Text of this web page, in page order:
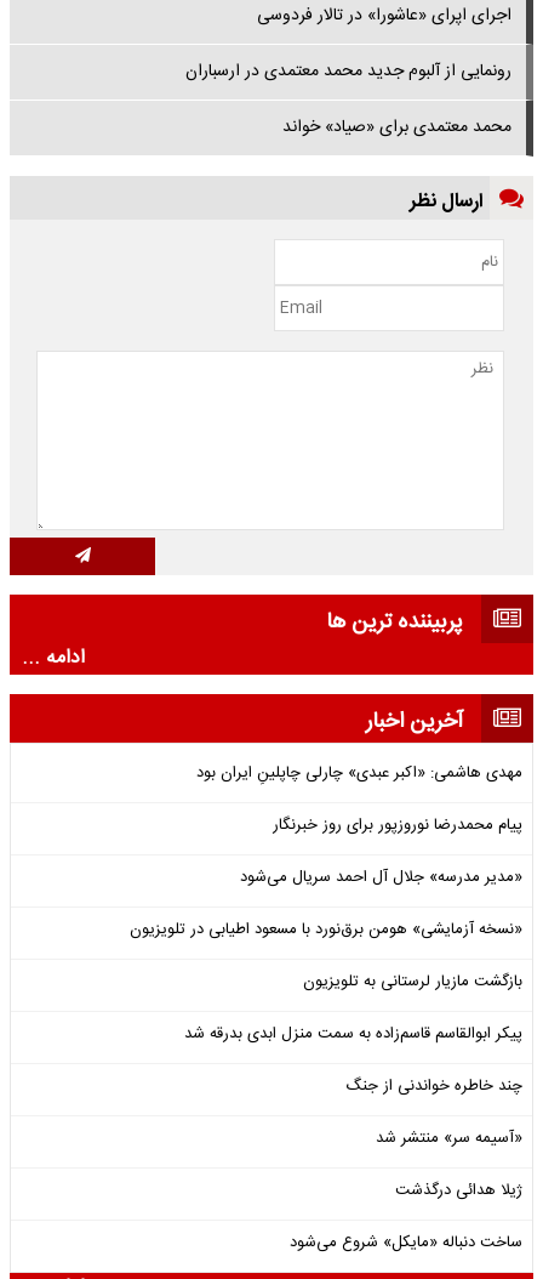
اجرای اپرای «عاشورا» در تالار فردوسی
رونمایی از آلبوم جدید محمد معتمدی در ارسباران
محمد معتمدی برای «صیاد» خواند
ارسال نظر
پربیننده ترین ها
ادامه ...
آخرین اخبار
مهدی هاشمی: «اکبر عبدی» چارلی چاپلینِ ایران بود
پیام محمدرضا نوروزپور برای روز خبرنگار
«مدیر مدرسه» جلال آل احمد سریال می‌شود
«نسخه آزمایشی» هومن برق‌نورد با مسعود اطیابی در تلویزیون
بازگشت مازیار لرستانی به تلویزیون
پیکر ابوالقاسم قاسم‌زاده به سمت منزل ابدی بدرقه شد
چند خاطره خواندنی از جنگ
«آسیمه سر» منتشر شد
ژیلا هدائی درگذشت
ساخت دنباله «مایکل» شروع می‌شود